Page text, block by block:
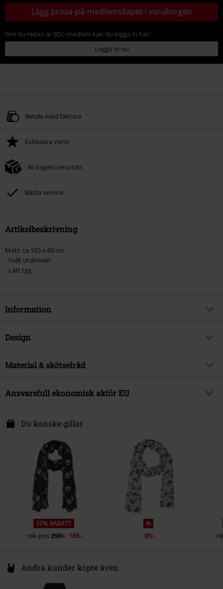
Lägg prova-på-medlemskapet i varukorgen
Om du redan är BSC-medlem kan du logga in här:
Logga in nu
Betala med faktura
Exklusiva varor
30 dagars returrätt
Bästa service
Artikelbeskrivning
Mått: ca 165 x 60 cm
- Fullt utskriven
- Lätt tyg
Information
Artikelnummer
Exklusiv
Licens
officiellt licensierad produkt
Releasedatum
Design
Produkttyp
Färg
flerfärgad
Material & skötselråd
Yttermaterial 100% polyester
Ansvarsfull ekonomisk aktör EU
Niederwiesenstr. 28
78050 Villingen-Schwenningen
Du kanske gillar
37% RABATT
rek-pris299:- 186:-
%
95:-
Andra kunder köpte även